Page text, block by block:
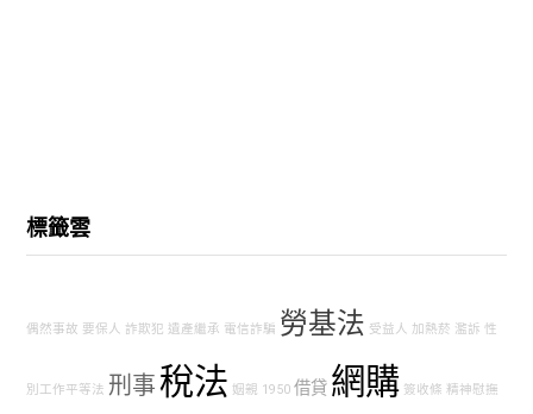
標籤雲
偶然事故 要保人 詐欺犯 遺產繼承 電信詐騙 勞基法 受益人 加熱菸 濫訴 性
別工作平等法 刑事稅法 姻親 1950 借貸 網購 簽收條 精神慰撫